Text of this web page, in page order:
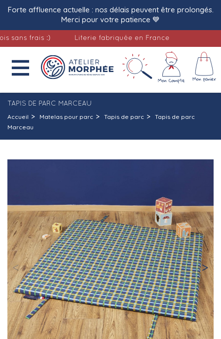
Forte affluence actuelle : nos délais peuvent être prolongés.
Merci pour votre patience 💙
frais :) Literie fabriquée en France

TAPIS DE PARC MARCEAU
Accueil Matelas pour parc Tapis de parc
Tapis de parc
Marceau